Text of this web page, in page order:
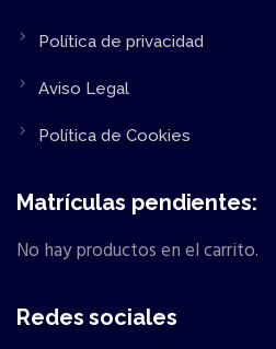
Política de privacidad
Aviso Legal
Política de Cookies
Matrículas pendientes:
No hay productos en el carrito.
Redes sociales